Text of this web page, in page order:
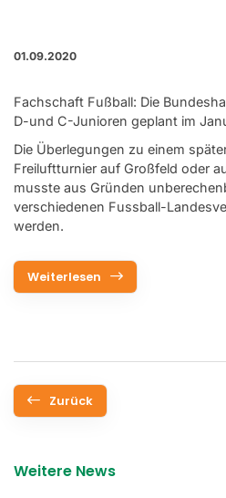
01.09.2020
Fachschaft Fußball: Die
D-und C-Junioren geplant im
Die Überlegungen zu einem
Freiluftturnier auf Großfeld oder
musste aus Gründen
verschiedenen Fussball-
werden.
Weiterlesen
Zurück
Weitere News